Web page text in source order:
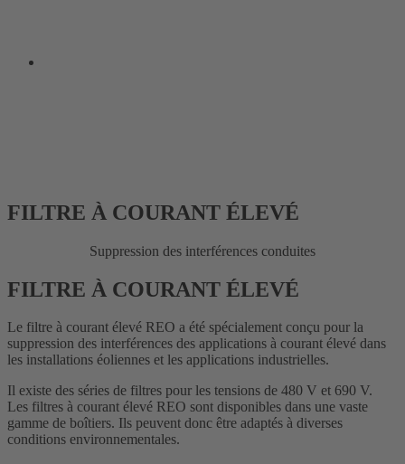
FILTRE À COURANT ÉLEVÉ
Suppression des interférences conduites
FILTRE À COURANT ÉLEVÉ
Le filtre à courant élevé REO a été spécialement conçu pour la
suppression des interférences des applications à courant élevé dans
les installations éoliennes et les applications industrielles.
Il existe des séries de filtres pour les tensions de 480 V et 690 V.
Les filtres à courant élevé REO sont disponibles dans une vaste
gamme de boîtiers. Ils peuvent donc être adaptés à diverses
conditions environnementales.